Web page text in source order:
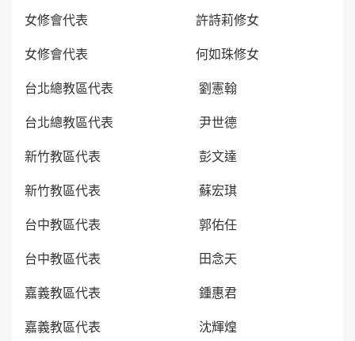
女修會代表 許詩莉修女
女修會代表 何如珠修女
台北總教區代表 劉憲翰
台北總教區代表 尹世德
新竹教區代表 彭文達
新竹教區代表 蘇宏琪
台中教區代表 郭佑任
台中教區代表 田念天
嘉義教區代表 鍾惠君
嘉義教區代表 沈輝煌